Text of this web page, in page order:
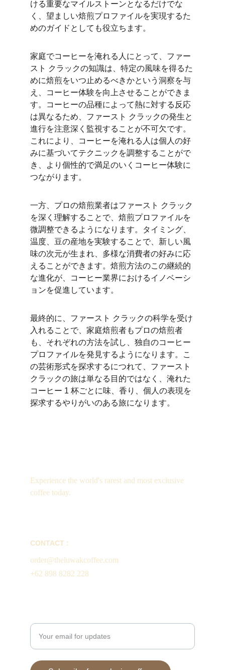
ける重要なマイルストーンとなるだけでな
く、望ましい焙煎プロファイルを実現するた
めのガイドとしても役立ちます。
家庭でコーヒーを淹れる人にとって、ファー
スト クラックの知識は、特定の風味を得るた
めに焙煎をいつ止めるべきかという洞察を与
え、コーヒー体験を向上させることができま
す。コーヒーの品種によって熱に対する反応
は異なるため、ファースト クラックの発生と
進行を注意深く監視することが不可欠です。
これにより、コーヒーを淹れる人は個人の好
みに基づいてテクニックを調整することがで
き、より個性的で満足のいくコーヒー体験に
つながります。
一方、プロの焙煎業者はファースト クラック
を深く理解することで、焙煎プロファイルを
微調整できるようになります。タイミング、
温度、豆の産地を実験することで、新しい風
味の次元が生まれ、多様な消費者の好みに応
えることができます。焙煎方法のこの継続的
な進化が、コーヒー業界におけるイノベーシ
ョンを促進しています。
最終的に、ファースト クラックの科学を受け
入れることで、家庭焙煎者もプロの焙煎者
も、それぞれの方法を試し、独自のコーヒー
プロファイルを発見するようになります。こ
の芸術形式を探求するにつれて、ファースト
クラックの旅は単なる目的ではなく、淹れた
コーヒー 1 杯ごとに味、香り、個人の表現を
探求するやりがいのある旅になります。
Experience the world's rarest and most exclusive
coffee today.
CONTACT :
order@theluwakcoffee.com
+62 898 8282 228